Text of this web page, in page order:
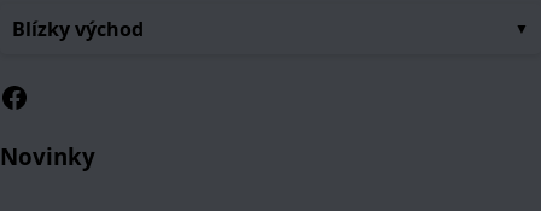
Blízky východ
Facebook
Novinky